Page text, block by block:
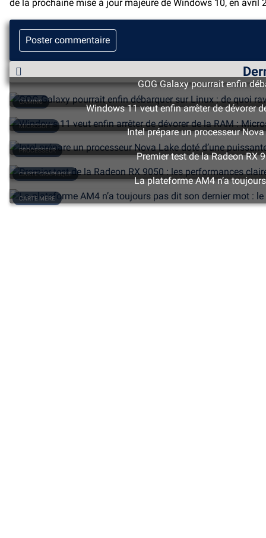
de la prochaine mise à jour majeure de Windows 10, en avril
Poster commentaire
GOG Galaxy pourrait enfin
GAMING
Windows 11 veut enfin arrêter de dévorer
MICROSOFT
Intel prépare un processeur
PROCESSEUR
Premier test de la Radeon RX
CARTE GRAPHIQUE
La plateforme AM4 n’a
CARTE MÈRE